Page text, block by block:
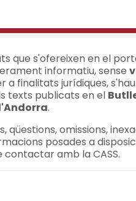
que s'ofereixen en el
informatiu, sense
a finalitats jurídiques,
texts publicats en el
.
qüestions, omissions,
posades a
contactar amb la CASS.